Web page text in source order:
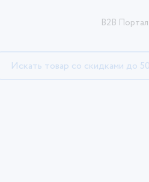
B2B Портал